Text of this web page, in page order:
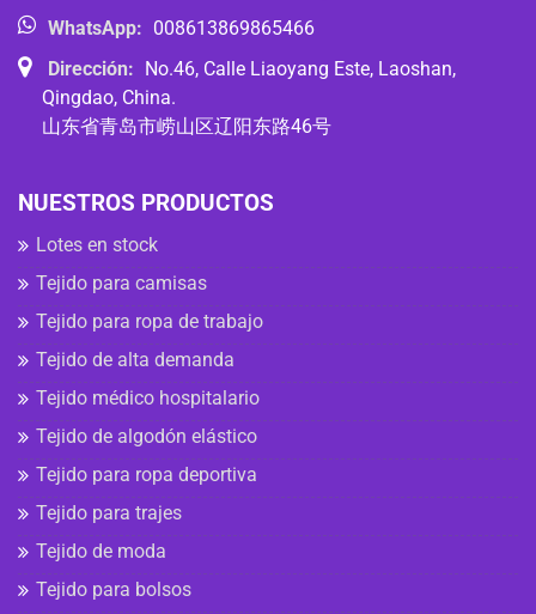
WhatsApp: 008613869865466
Dirección: No.46, Calle Liaoyang Este, Laoshan,
Qingdao, China.
山东省青岛市崂山区辽阳东路46号
NUESTROS PRODUCTOS
Lotes en stock
Tejido para camisas
Tejido para ropa de trabajo
Tejido de alta demanda
Tejido médico hospitalario
Tejido de algodón elástico
Tejido para ropa deportiva
Tejido para trajes
Tejido de moda
Tejido para bolsos